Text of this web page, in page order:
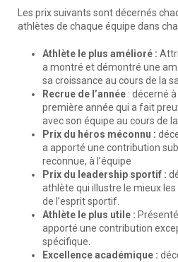
Les prix suivants sont décernés
athlètes de chaque équipe dans
Athlète le plus amélioré :
a montré et démontré une
sa croissance au cours de la
Recrue de l’année : décerné
première année qui a fait
avec son équipe au cours de la
Prix du héros méconnu :
a apporté une contribution
reconnue, à l’équipe
Prix du leadership sportif :
athlète qui illustre le mieux
de l’esprit sportif.
Athlète le plus utile :
apporté une contribution
spécifique.
Excellence académique :